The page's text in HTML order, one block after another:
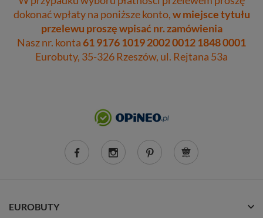
dokonać wpłaty na poniższe konto,w miejsce tytułu
przelewu proszę wpisać nr. zamówienia
Nasz nr. konta61 9176 1019 2002 0012 1848 0001
Eurobuty, 35-326 Rzeszów, ul. Rejtana 53a
EUROBUTY